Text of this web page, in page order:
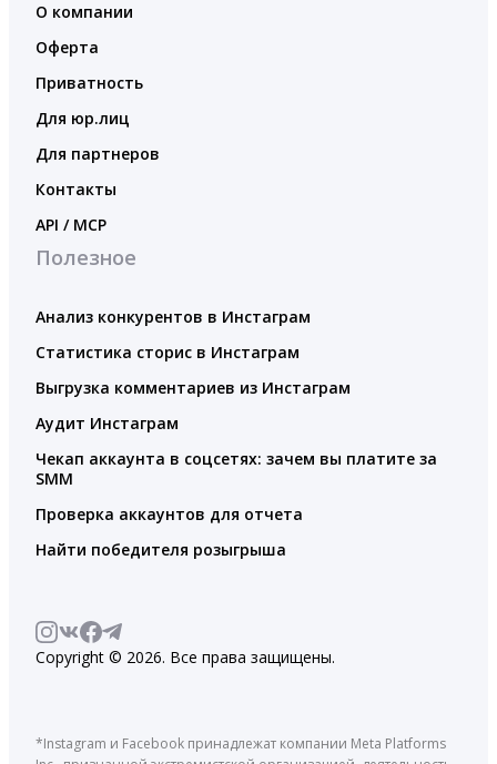
О компании
Оферта
Приватность
Для юр.лиц
Для партнеров
Контакты
API / MCP
Полезное
Анализ конкурентов в Инстаграм
Статистика сторис в Инстаграм
Выгрузка комментариев из Инстаграм
Аудит Инстаграм
Чекап аккаунта в соцсетях: зачем вы платите за
SMM
Проверка аккаунтов для отчета
Найти победителя розыгрыша
Copyright © 2026. Все права защищены.
*Instagram и Facebook принадлежат компании Meta Platforms